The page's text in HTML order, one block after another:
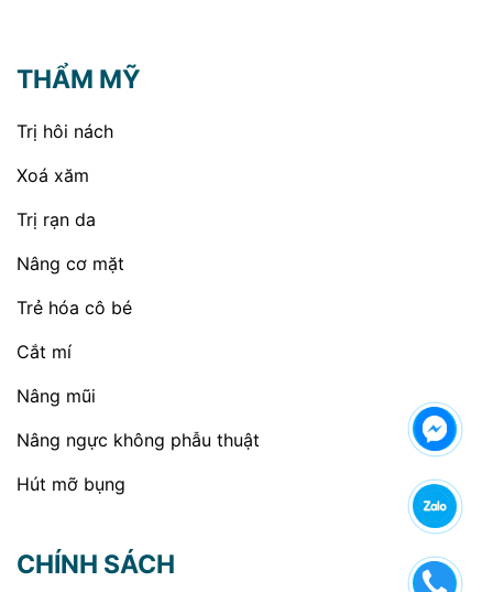
THẨM MỸ
Trị hôi nách
Xoá xăm
Trị rạn da
Nâng cơ mặt
Trẻ hóa cô bé
Cắt mí
Nâng mũi
Nâng ngực không phẫu thuật
Hút mỡ bụng
CHÍNH SÁCH